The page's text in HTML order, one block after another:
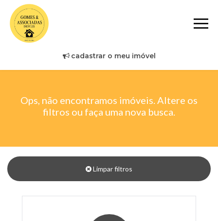
cadastrar o meu imóvel
Ops, não encontramos imóveis. Altere os
filtros ou faça uma nova busca.
Limpar filtros